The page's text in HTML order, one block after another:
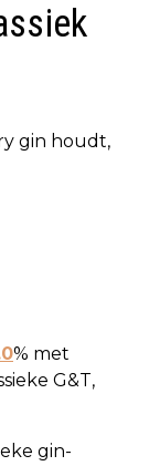
gin houdt,
% met
G&T,
gin-